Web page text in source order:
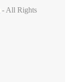
- All Rights